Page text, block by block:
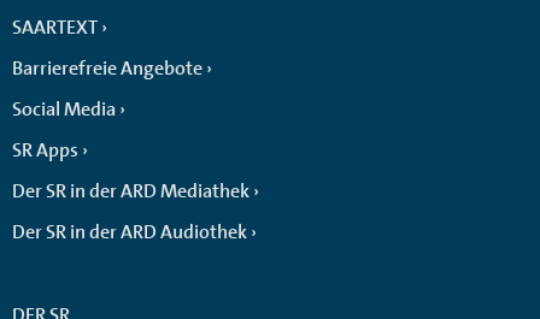
SAARTEXT
Barrierefreie Angebote
Social Media
SR Apps
Der SR in der ARD Mediathek
Der SR in der ARD Audiothek